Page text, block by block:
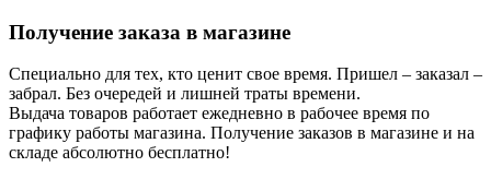
Получение заказа в магазине
Специально для тех, кто ценит свое время. Пришел – заказал –
забрал. Без очередей и лишней траты времени.
Выдача товаров работает ежедневно в рабочее время по
графику работы магазина. Получение заказов в магазине и на
складе абсолютно бесплатно!